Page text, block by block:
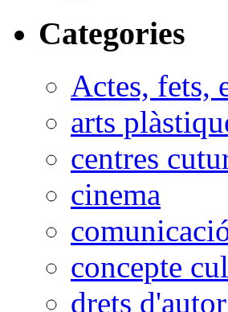
Categories
Actes, fets,
arts
centres
cinema
concepte
drets d'autor